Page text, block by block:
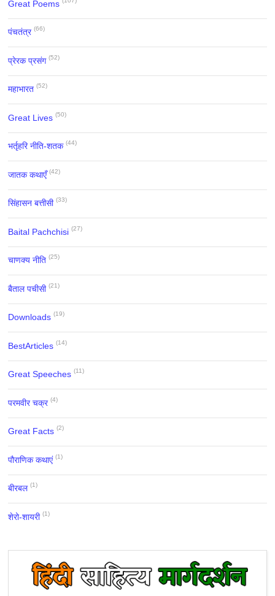
Great Poems
पंचतंत्र (66)
प्रेरक प्रसंग (52)
महाभारत (52)
Great Lives (50)
भर्तृहरि नीति-शतक (44)
जातक कथाएँ (42)
सिंहासन बत्तीसी (33)
Baital Pachchisi (27)
चाणक्य नीति (25)
बैताल पचीसी (21)
Downloads (19)
BestArticles (14)
Great Speeches (11)
परमवीर चक्र (4)
Great Facts (2)
पौराणिक कथाएं (1)
बीरबल (1)
शेरो-शायरी (1)